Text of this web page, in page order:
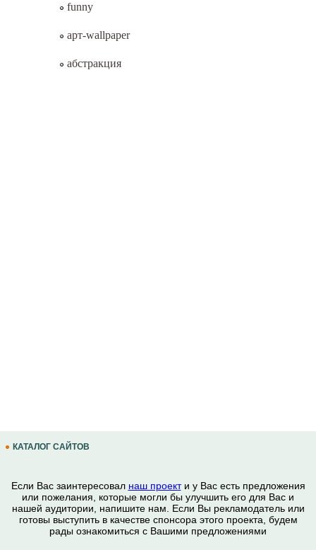
funny
арт-wallpaper
абстракция
КАТАЛОГ САЙТОВ
Если Вас заинтересовал наш проекти у Вас есть предложения
или пожелания, которые могли бы улучшить его для Вас и
нашей аудитории, напишите нам. Если Вы рекламодатель или
готовы выступить в качестве спонсора этого проекта, будем
рады ознакомиться с Вашими предложениями